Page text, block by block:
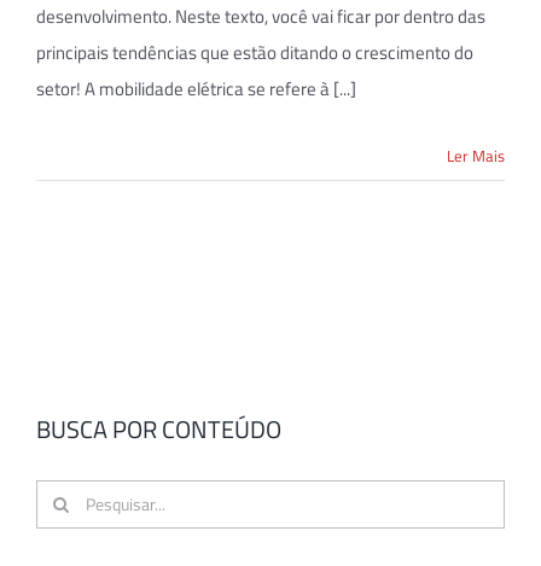
desenvolvimento. Neste texto, você vai ficar por dentro das
principais tendências que estão ditando o crescimento do
setor! A mobilidade elétrica se refere à [...]
Ler Mais
BUSCA POR CONTEÚDO
Buscar
resultados